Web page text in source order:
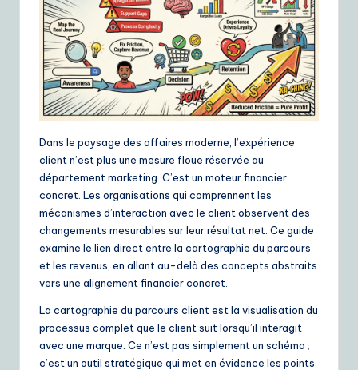
ai
ly
G
ui
d
o
A
Dans le paysage des affaires moderne, l’expérience
client n’est plus une mesure floue réservée au
département marketing. C’est un moteur financier
concret. Les organisations qui comprennent les
mécanismes d’interaction avec le client observent des
changements mesurables sur leur résultat net. Ce guide
examine le lien direct entre la cartographie du parcours
et les revenus, en allant au-delà des concepts abstraits
vers une alignement financier concret.
La cartographie du parcours client est la visualisation du
processus complet que le client suit lorsqu’il interagit
avec une marque. Ce n’est pas simplement un schéma ;
c’est un outil stratégique qui met en évidence les points